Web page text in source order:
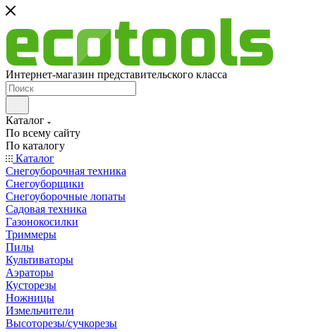
Интернет-магазин представительского класса
Каталог
По всему сайту
По каталогу
Каталог
Снегоуборочная техника
Снегоуборщики
Снегоуборочные лопаты
Садовая техника
Газонокосилки
Триммеры
Пилы
Культиваторы
Аэраторы
Кусторезы
Ножницы
Измельчители
Высоторезы/сучкорезы